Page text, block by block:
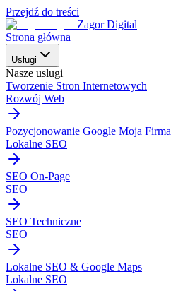
Przejdź do treści
Zagor Digital
Strona główna
Usługi
Nasze uslugi
Tworzenie Stron Internetowych
Rozwój Web
Pozycjonowanie Google Moja Firma
Lokalne SEO
SEO On-Page
SEO
SEO Techniczne
SEO
Lokalne SEO & Google Maps
Lokalne SEO